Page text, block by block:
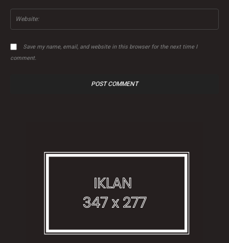
Save my name, email, and website in this browser for the next time I
comment.